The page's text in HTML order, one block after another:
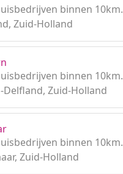
binnen 10km.
Zuid-Holland
binnen 10km.
Delfland, Zuid-Holland
binnen 10km.
Zuid-Holland